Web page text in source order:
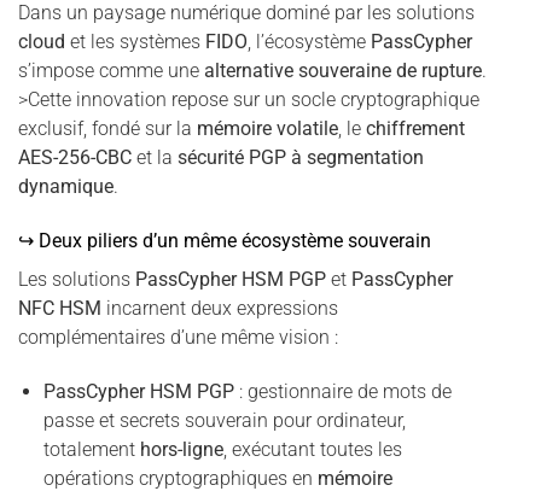
Dans un paysage numérique dominé par les solutions
cloud et les systèmes FIDO, l’écosystème PassCypher
s’impose comme une alternative souveraine de rupture.
>Cette innovation repose sur un socle cryptographique
exclusif, fondé sur la mémoire volatile, le chiffrement
AES-256-CBC et la sécurité PGP à segmentation
dynamique.
↪ Deux piliers d’un même écosystème souverain
Les solutions PassCypher HSM PGP et PassCypher
NFC HSM incarnent deux expressions
complémentaires d’une même vision :
PassCypher HSM PGP: gestionnaire de mots de
passe et secrets souverain pour ordinateur,
totalement hors-ligne, exécutant toutes les
opérations cryptographiques en mémoire